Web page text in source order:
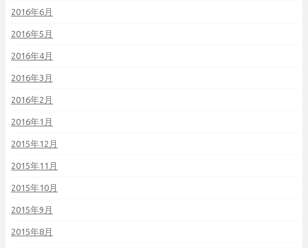
2016年6月
2016年5月
2016年4月
2016年3月
2016年2月
2016年1月
2015年12月
2015年11月
2015年10月
2015年9月
2015年8月